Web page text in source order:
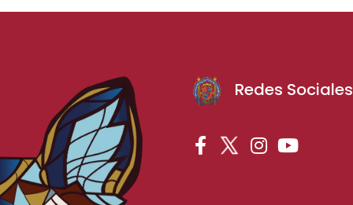
Redes Sociales